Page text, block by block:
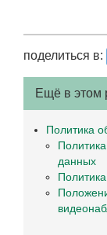
поделиться в:
Ещё в этом
Политика
Политика в отношении обработки персональных
данных
Положение о политике в отношении